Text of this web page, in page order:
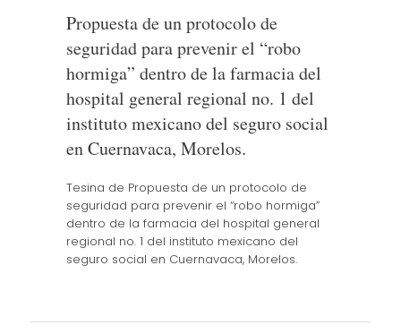
Propuesta de un protocolo de
seguridad para prevenir el “robo
hormiga” dentro de la farmacia del
hospital general regional no. 1 del
instituto mexicano del seguro social
en Cuernavaca, Morelos.
Tesina de Propuesta de un protocolo de
seguridad para prevenir el “robo hormiga”
dentro de la farmacia del hospital general
regional no. 1 del instituto mexicano del
seguro social en Cuernavaca, Morelos.